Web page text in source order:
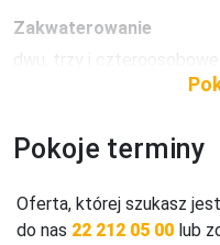
Zakwaterowanie
dwu, trzy i czteroosobowe
WC, ogrzewanie, kącik
bilard. Za opłatą: bilard,
Wellness
Za opłatą: masaże, sauna,
Pokoje terminy
Oferta, której szukasz
do nas 22 212 05 00lub